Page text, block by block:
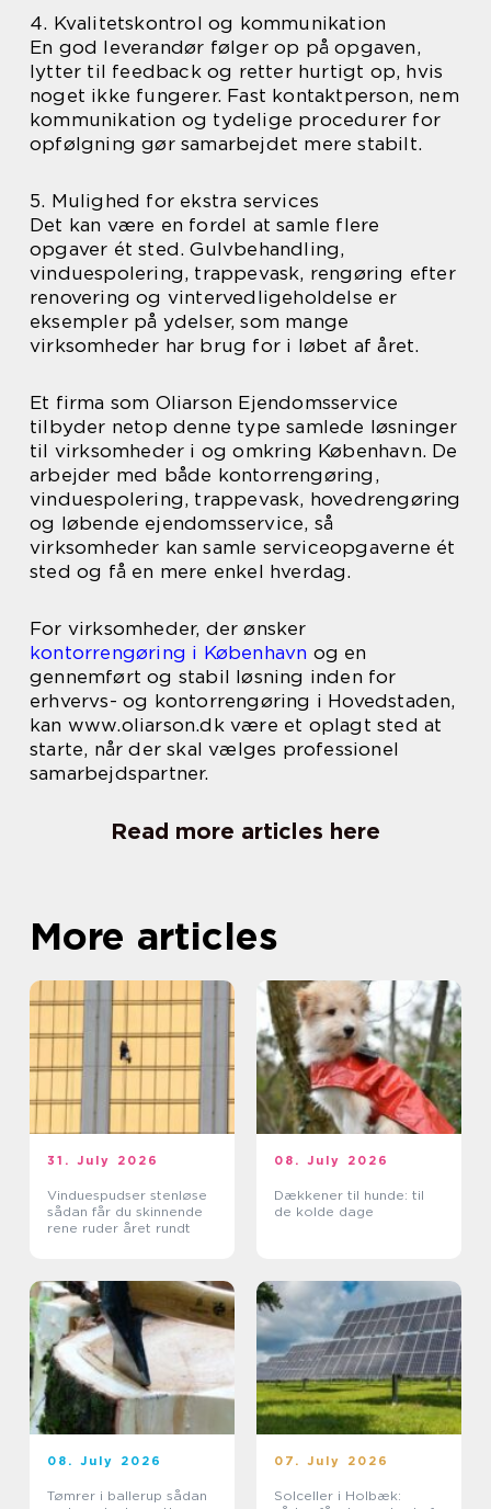
4. Kvalitetskontrol og kommunikation
En god leverandør følger op på opgaven,
lytter til feedback og retter hurtigt op, hvis
noget ikke fungerer. Fast kontaktperson, nem
kommunikation og tydelige procedurer for
opfølgning gør samarbejdet mere stabilt.
5. Mulighed for ekstra services
Det kan være en fordel at samle flere
opgaver ét sted. Gulvbehandling,
vinduespolering, trappevask, rengøring efter
renovering og vintervedligeholdelse er
eksempler på ydelser, som mange
virksomheder har brug for i løbet af året.
Et firma som Oliarson Ejendomsservice
tilbyder netop denne type samlede løsninger
til virksomheder i og omkring København. De
arbejder med både kontorrengøring,
vinduespolering, trappevask, hovedrengøring
og løbende ejendomsservice, så
virksomheder kan samle serviceopgaverne ét
sted og få en mere enkel hverdag.
For virksomheder, der ønsker
kontorrengøring i København og en
gennemført og stabil løsning inden for
erhvervs- og kontorrengøring i Hovedstaden,
kan www.oliarson.dk være et oplagt sted at
starte, når der skal vælges professionel
samarbejdspartner.
Read more articles here
More articles
31. July 2026
Vinduespudser stenløse
sådan får du skinnende
rene ruder året rundt
08. July 2026
Dækkener til hunde: til
de kolde dage
08. July 2026
Tømrer i ballerup sådan
07. July 2026
Solceller i Holbæk: